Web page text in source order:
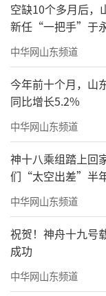
珠海市美术
新当选的
会上作表态发
与鼓励，更是
习近平文化思
向与创作导向
澳大湾区建
态建设等重大
彰显时代特征
作；坚持深入
志愿与惠民活
着力培育青年
空缺10个多月后，
新任“一把手”于
中华网山东频道
今年前十个月，山
同比增长5.2%
中华网山东频道
神十八乘组踏上回
们“太空出差”半
中华网山东频道
祝贺！神舟十九号
成功
中华网山东频道